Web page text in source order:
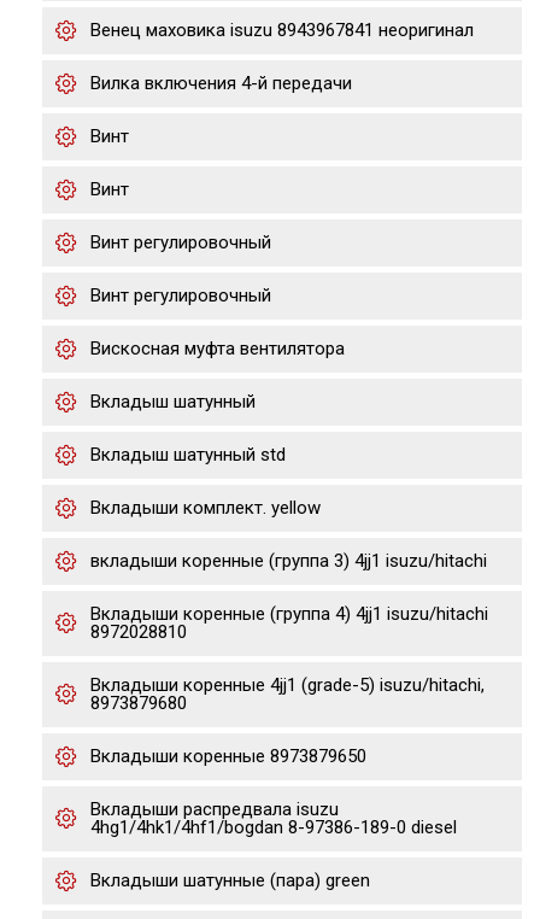
Венец маховика isuzu 8943967841 неоригинал
Вилка включения 4-й передачи
Винт
Винт
Винт регулировочный
Винт регулировочный
Вискосная муфта вентилятора
Вкладыш шатунный
Вкладыш шатунный std
Вкладыши комплект. yellow
вкладыши коренные (группа 3) 4jj1 isuzu/hitachi
Вкладыши коренные (группа 4) 4jj1 isuzu/hitachi
8972028810
Вкладыши коренные 4jj1 (grade-5) isuzu/hitachi,
8973879680
Вкладыши коренные 8973879650
Вкладыши распредвала isuzu
4hg1/4hk1/4hf1/bogdan 8-97386-189-0 diesel
Вкладыши шатунные (пара) green